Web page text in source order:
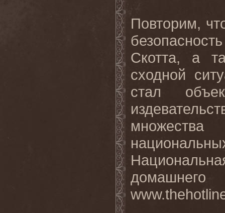
Повторим,
Скотта, а
сходной
стал